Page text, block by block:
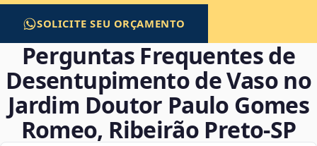
SOLICITE SEU ORÇAMENTO
Perguntas Frequentes de
Desentupimento de Vaso no
Jardim Doutor Paulo Gomes
Romeo, Ribeirão Preto‑SP